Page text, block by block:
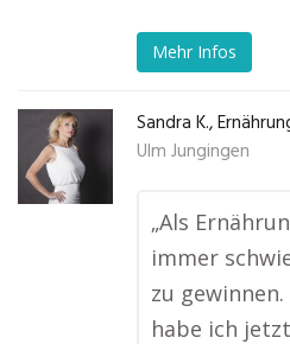
Mehr Infos
Sandra K.,
Ulm Jungingen
„Als
immer
zu
habe ich